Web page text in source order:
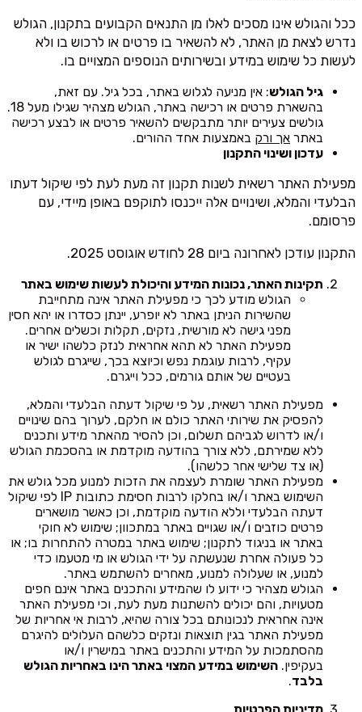
ככל והגולש אינו מסכים לאלו מן התנאים הקבועים בתקנון, הגולש
נדרש לצאת מן האתר, לא להשאיר בו פרטים או לרכוש בו ולא
לעשות כל שימוש במידע ובשירותים הנוספים המצויים בו.
גיל הגולש: אין מניעה לגלוש באתר, בכל גיל. עם זאת,
בהשארת פרטים או רכישה באתר, הגולש מצהיר שגילו מעל 18.
גולשים צעירים יותר מתבקשים להשאיר פרטים או לבצע רכישה
באתר אך ורק באמצעות אחד ההורים.
עדכון ושינוי התקנון
מפעילת האתר רשאית לשנות תקנון זה מעת לעת לפי שיקול דעתו
הבלעדי והמלא, ושינויים אלה ייכנסו לתוקפם באופן מיידי, עם
פרסומם.
התקנון עודכן לאחרונה ביום 28 לחודש אוגוסט 2025.
תקינות האתר, נכונות המידע והיכולת לעשות שימוש באתר
הגולש מודע לכך כי מפעילת האתר אינה מתחייבת
שהשירות הניתן באתר לא יופרע, יינתן כסדרו או יהא חסין
מפני גישה לא מורשית, נזקים, תקלות וכשלים אחרים.
מפעילת האתר לא תהא אחראית לנזק כלשהו ישיר או
עקיף, לרבות עוגמת נפש וכיוצא בכך, שייגרם לגולש
בעטיים של אותם גורמים, ככל וייגרם.
מפעילת האתר רשאית, על פי שיקול דעתה הבלעדי והמלא,
להפסיק את שירותי האתר כולם או חלקם, לערוך בהם שינויים
ו/או לדרוש לגביהם תשלום, וכן להסיר מהאתר מידע ותכנים
ללא שמירתם, ללא צורך בהודעה מוקדמת או בהסכמת הגולש
(או צד שלישי אחר כלשהו).
מפעילת האתר שומרת לעצמה את הזכות למנוע מכל גולש את
השימוש באתר ו/או בחלקו לרבות חסימת כתובות IP לפי שיקול
דעתה הבלעדי וללא הודעה מוקדמת, וכן כאשר מושארים
פרטים כוזבים ו/או שגויים באתר במתכוון; שימוש לא חוקי
באתר או בניגוד לתקנון; שימוש באתר במטרה להתחרות בו; או
כל פעולה אחרת שנעשתה על ידי הגולש או מי מטעמו כדי
למנוע, או שעלולה למנוע, מאחרים להשתמש באתר.
הגולש מצהיר כי ידוע לו שהמידע והתכנים באתר אינם חפים
מטעויות, והם יכולים להשתנות מעת לעת, וכי מפעילת האתר
אינה אחראית לנכונותם בכל צורה שהיא, לרבות אי אחריות של
מפעילת האתר בגין תוצאות ונזקים כלשהם העלולים להיגרם
מהסתמכות על המידע והתכנים באתר במישרין ו/או
בעקיפין. השימוש במידע המצוי באתר הינו באחריות הגולש
בלבד.